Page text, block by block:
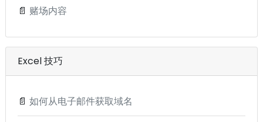
📄 赌场内容
Excel 技巧
📄 如何从电子邮件获取域名